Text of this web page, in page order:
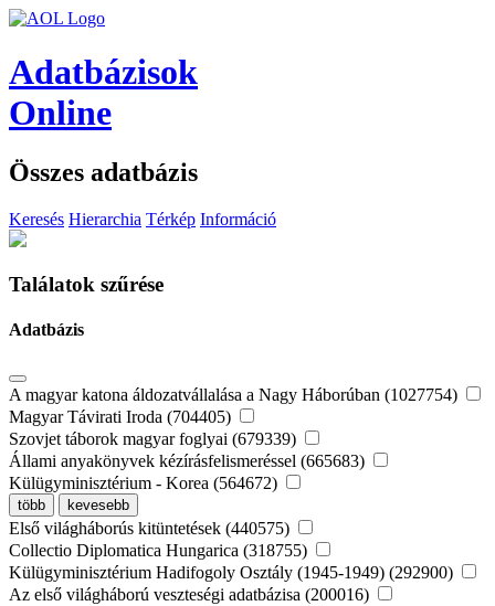
Adatbázisok
Online
Összes adatbázis
Keresés Hierarchia Térkép Információ
Találatok szűrése
Adatbázis
A magyar katona áldozatvállalása a Nagy Háborúban (1027754)
Magyar Távirati Iroda (704405)
Szovjet táborok magyar foglyai (679339)
Állami anyakönyvek kézírásfelismeréssel (665683)
Külügyminisztérium - Korea (564672)
több kevesebb
Első világháborús kitüntetések (440575)
Collectio Diplomatica Hungarica (318755)
Külügyminisztérium Hadifogoly Osztály (1945-1949) (292900)
Az első világháború veszteségi adatbázisa (200016)